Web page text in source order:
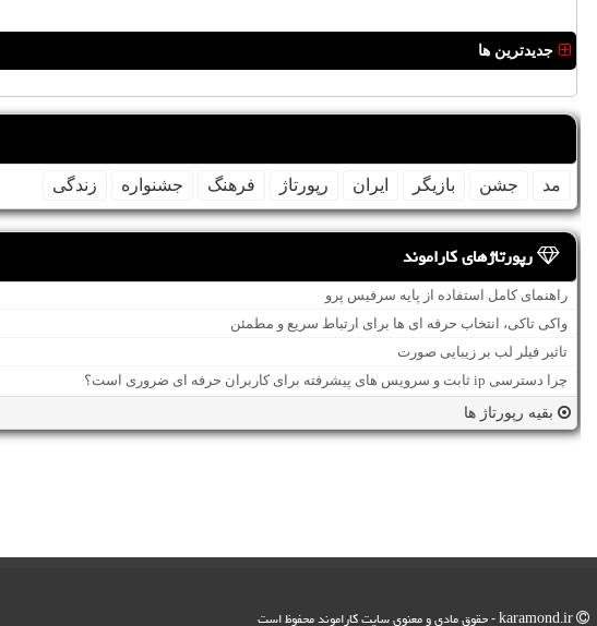
جدیدترین ها
مد جشن بازیگر ایران رپورتاژ فرهنگ جشنواره زندگی
رپورتاژهای کاراموند
راهنمای کامل استفاده از پایه سرفیس پرو
واکی تاکی، انتخاب حرفه ای ها برای ارتباط سریع و مطمئن
تاثیر فیلر لب بر زیبایی صورت
چرا دسترسی ip ثابت و سرویس های پیشرفته برای کاربران حرفه ای ضروری است؟
بقیه رپورتاژ ها